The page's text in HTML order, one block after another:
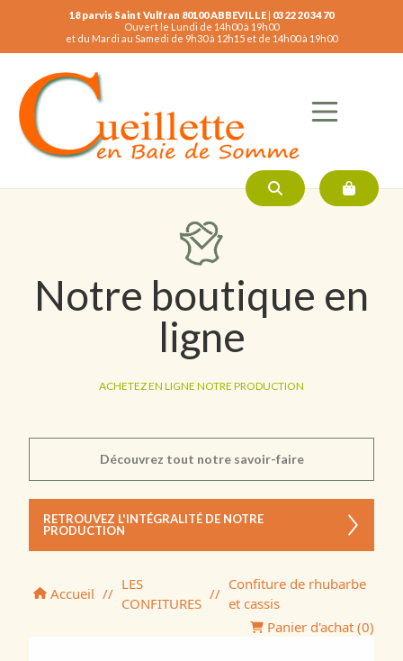
18 parvis Saint Vulfran 80100 ABBEVILLE | 03 22 20 34 70
Ouvert le Lundi de 14h00 à 19h00
et du Mardi au Samedi de 9h30 à 12h15 et de 14h00 à 19h00
Notre boutique en
ligne
ACHETEZ EN LIGNE NOTRE PRODUCTION
Découvrez tout notre savoir-faire
RETROUVEZ L'INTÉGRALITÉ DE NOTRE
PRODUCTION
Accueil //
LES
CONFITURES
//
Confiture de rhubarbe
et cassis
Panier d'achat (0)